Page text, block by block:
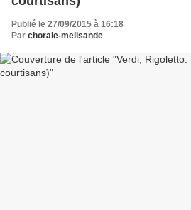
Publié le 27/09/2015 à 16:18
Par chorale-melisande